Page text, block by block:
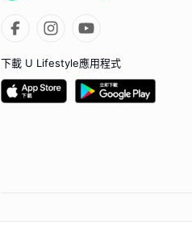
下載 U Lifestyle應用程式